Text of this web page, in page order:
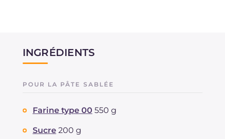
INGRÉDIENTS
POUR LA PÂTE SABLÉE
Farine type 00 550 g
Sucre 200 g